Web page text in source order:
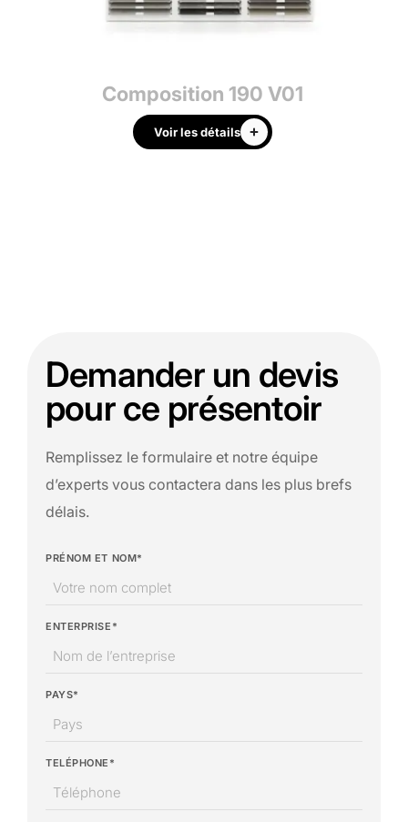
Composition 190 V01
Voir les détails
Demander un devis
pour ce présentoir
Remplissez le formulaire et notre équipe
d’experts vous contactera dans les plus brefs
délais.
PRÉNOM ET NOM*
ENTERPRISE*
PAYS*
TELÉPHONE*